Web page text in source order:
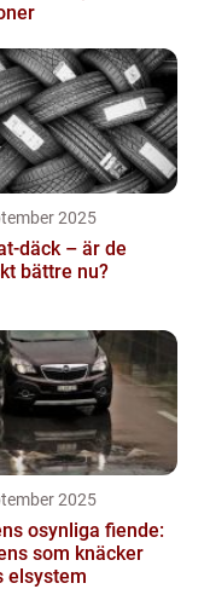
2025
däck – är de
bättre nu?
2025
osynliga fiende:
som knäcker
elsystem